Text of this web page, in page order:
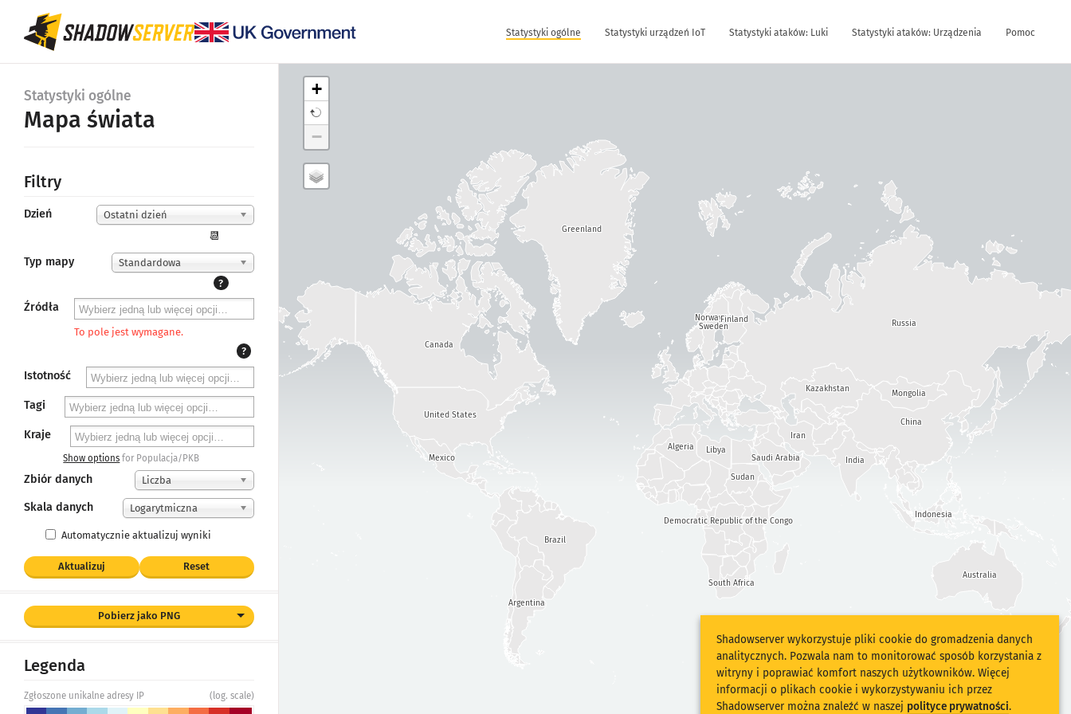
Statystyki ogólne Statystyki urządzeń IoT Statystyki ataków: Luki Statystyki ataków: Urządzenia Pomoc
Statystyki ogólne
Mapa świata
Filtry
Dzień Ostatni dzień
📆
Typ mapy
Standardowa
?
Źródła
To pole jest wymagane.
?
Istotność
Tagi
Kraje
Show options for Populacja/PKB
Zbiór danych Liczba
Skala danych Logarytmiczna
Automatycznie aktualizuj wyniki
Aktualizuj Reset
Pobierz jako PNG
Legenda
Zgłoszone unikalne adresy IP (log. scale)
Indonesia
Argentina
India
China
Democratic Republic of the Congo
South Africa
Kazakhstan
Brazil
Mongolia
Russia
Norway
Sweden
Finland
Libya
Sudan
Iran
Saudi Arabia
Algeria
United States
Canada
Mexico
Australia
Greenland
+
−
Shadowserver wykorzystuje pliki cookie do gromadzenia danych
analitycznych. Pozwala nam to monitorować sposób korzystania z
witryny i poprawiać komfort naszych użytkowników. Więcej
informacji o plikach cookie i wykorzystywaniu ich przez
Shadowserver można znaleźć w naszej polityce prywatności.